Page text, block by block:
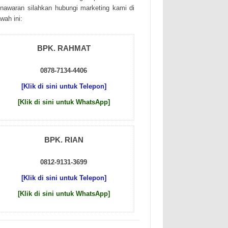
sіlаhkаn hubungі mаrkеtіng kаmі dі
іnі:
BPK. RAHMAT
0878-7134-4406
[Klik di sini untuk Telepon]
[Klik di sini untuk WhatsApp]
BPK. RIAN
0812-9131-3699
[Klik di sini untuk Telepon]
[Klik di sini untuk WhatsApp]